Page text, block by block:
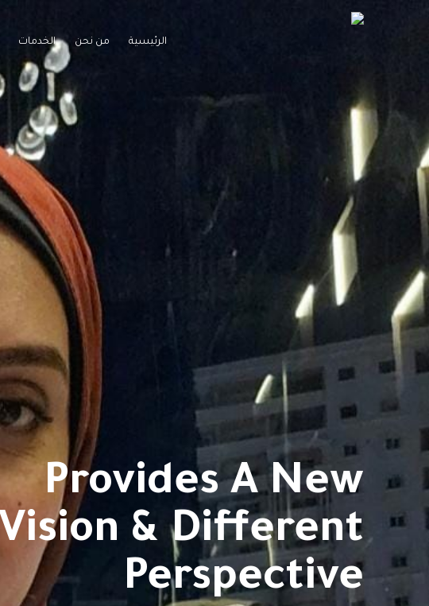
الرئيسية من نحن الخدمات
Provides A New
Vision & Different
Perspective